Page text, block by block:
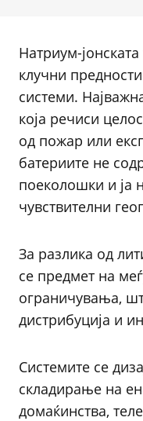
Натриум-
клучни
системи.
која речиси
од пожар или
батериите не
поеколошки и ја
чувствителни
За разлика од
се предмет на
ограничувања,
дистрибуција и
Системите се
складирање на
домаќинства,